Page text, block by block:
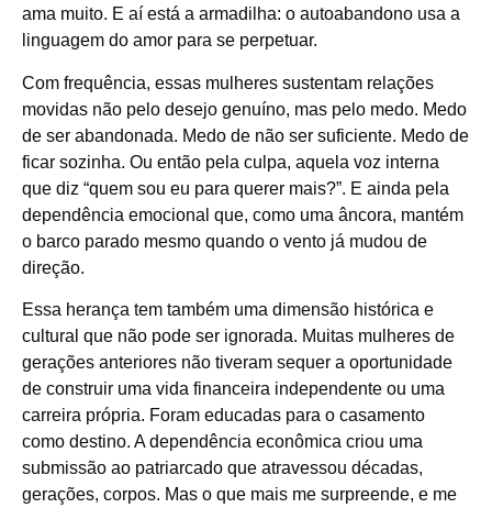
ama muito. E aí está a armadilha: o autoabandono usa a
linguagem do amor para se perpetuar.
Com frequência, essas mulheres sustentam relações
movidas não pelo desejo genuíno, mas pelo medo. Medo
de ser abandonada. Medo de não ser suficiente. Medo de
ficar sozinha. Ou então pela culpa, aquela voz interna
que diz “quem sou eu para querer mais?”. E ainda pela
dependência emocional que, como uma âncora, mantém
o barco parado mesmo quando o vento já mudou de
direção.
Essa herança tem também uma dimensão histórica e
cultural que não pode ser ignorada. Muitas mulheres de
gerações anteriores não tiveram sequer a oportunidade
de construir uma vida financeira independente ou uma
carreira própria. Foram educadas para o casamento
como destino. A dependência econômica criou uma
submissão ao patriarcado que atravessou décadas,
gerações, corpos. Mas o que mais me surpreende, e me